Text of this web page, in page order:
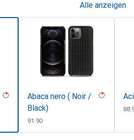
Alle anzeigen
Abaca nero ( Noir /
Black)
CHF
91.90